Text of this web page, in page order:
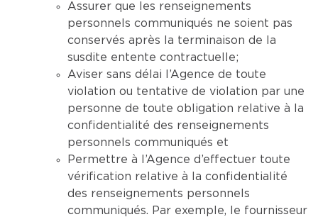
Assurer que les renseignements
personnels communiqués ne soient pas
conservés après la terminaison de la
susdite entente contractuelle;
Aviser sans délai l’Agence de toute
violation ou tentative de violation par une
personne de toute obligation relative à la
confidentialité des renseignements
personnels communiqués et
Permettre à l’Agence d’effectuer toute
vérification relative à la confidentialité
des renseignements personnels
communiqués. Par exemple, le fournisseur